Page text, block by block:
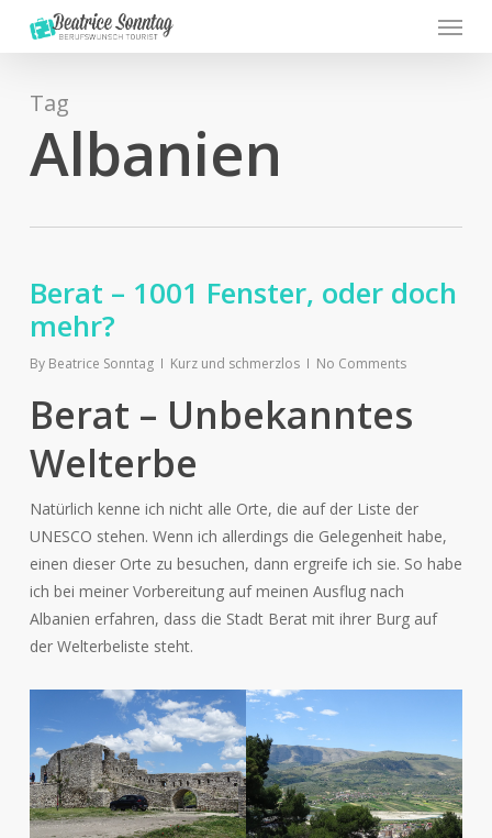
content
Menu
Tag
Albanien
Berat – 1001 Fenster, oder doch
mehr?
By Beatrice Sonntag Kurz und schmerzlos No Comments
Berat – Unbekanntes
Welterbe
Natürlich kenne ich nicht alle Orte, die auf der Liste der
UNESCO stehen. Wenn ich allerdings die Gelegenheit habe,
einen dieser Orte zu besuchen, dann ergreife ich sie. So habe
ich bei meiner Vorbereitung auf meinen Ausflug nach
Albanien erfahren, dass die Stadt Berat mit ihrer Burg auf
der Welterbeliste steht.